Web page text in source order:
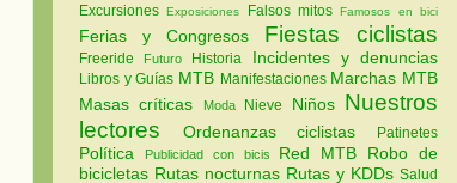
ExcursionesExposiciones Falsos mitosFamosos en bici
Ferias y Congresos Fiestas ciclistas
Freeride Futuro Historia Incidentes y denuncias
Libros y Guías MTB Manifestaciones Marchas MTB
Masas críticas
Moda Nieve Niños Nuestros
lectores
Ordenanzas ciclistas Patinetes
Política Publicidad con bicis Red MTB Robo de
bicicletas Rutas nocturnas Rutas y KDDs Salud